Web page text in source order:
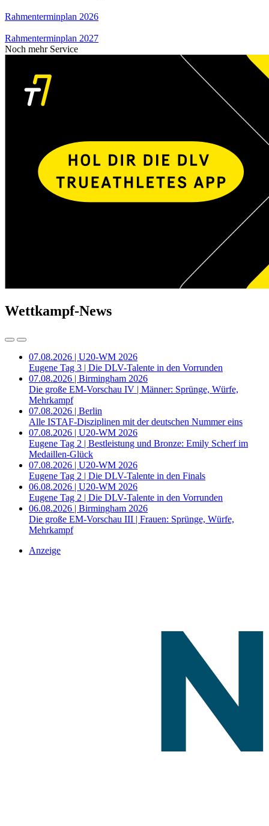
Rahmenterminplan 2026
Rahmenterminplan 2027
Noch mehr Service
Wettkampf-News
07.08.2026 | U20-WM 2026
Eugene Tag 3 | Die DLV-Talente in den Vorrunden
07.08.2026 | Birmingham 2026
Die große EM-Vorschau IV | Männer: Sprünge, Würfe,
Mehrkampf
07.08.2026 | Berlin
Alle ISTAF-Disziplinen mit der deutschen Nummer eins
07.08.2026 | U20-WM 2026
Eugene Tag 2 | Bestleistung und Bronze: Emily Scherf im
Medaillen-Glück
07.08.2026 | U20-WM 2026
Eugene Tag 2 | Die DLV-Talente in den Finals
06.08.2026 | U20-WM 2026
Eugene Tag 2 | Die DLV-Talente in den Vorrunden
06.08.2026 | Birmingham 2026
Die große EM-Vorschau III | Frauen: Sprünge, Würfe,
Mehrkampf
Anzeige